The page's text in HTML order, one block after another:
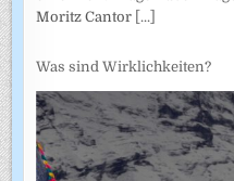
Moritz Cantor [...]
Was sind Wirklichkeiten?